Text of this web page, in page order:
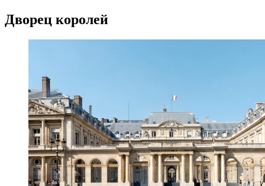
Дворец королей